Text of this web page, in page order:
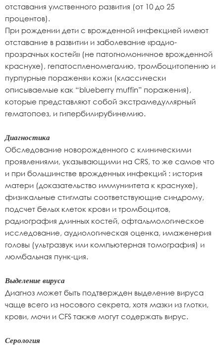
отставания умственного развития (от 10 до 25
процентов).
При рождении дети с врожденной инфекцией имеют
отставание в развитии и заболевание «радио-
прозрачных костей» (не патогномоничное врожденной
краснухе), гепатоспленомегалию, тромбоцитопению и
пурпурные пораженяи кожи (классически
описываемые как “blueberry muffin” поражения),
которые представляют собой экстрамедуллярный
гематопоез, и гипербилирубинемию.
Диагностика
Обследование новорожденного с клиническими
проявлениями, указывающими на CRS, то же самое что
и при большинстве врожденных инфекций : история
матери (доказательство иммуниитета к краснухе),
физикальные стигматы соответствующие синдрому,
подсчет белых клеток крови и тромбоцитов,
радиография длинных костей, офтальмологическое
исследование, аудиологическая оценка, имаженерия
головы (ультразвук или компьютерная томография) и
люмбальная пунк-ция.
Выделение вируса
Диагноз может быть подтвержден выделение вируса
чаще всего из носового секрета, хотя мазки из глотки,
крови, мочи и CFS также могут содержать вирус.
Серология